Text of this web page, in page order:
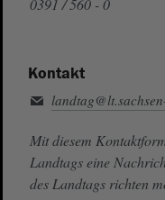
0391 / 560 - 0
Kontakt
Mit diesem
Landtags eine
des Landtags richten